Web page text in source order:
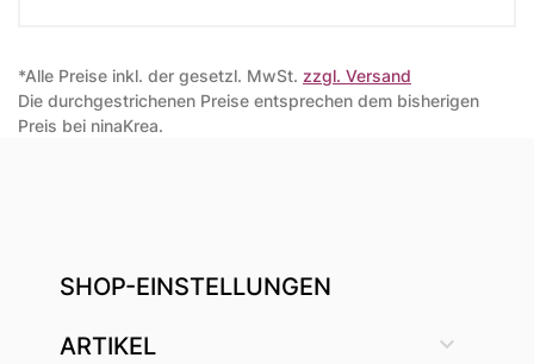
*Alle Preise inkl. der gesetzl. MwSt. zzgl. Versand
Die durchgestrichenen Preise entsprechen dem bisherigen
Preis bei ninaKrea.
SHOP-EINSTELLUNGEN
ARTIKEL 